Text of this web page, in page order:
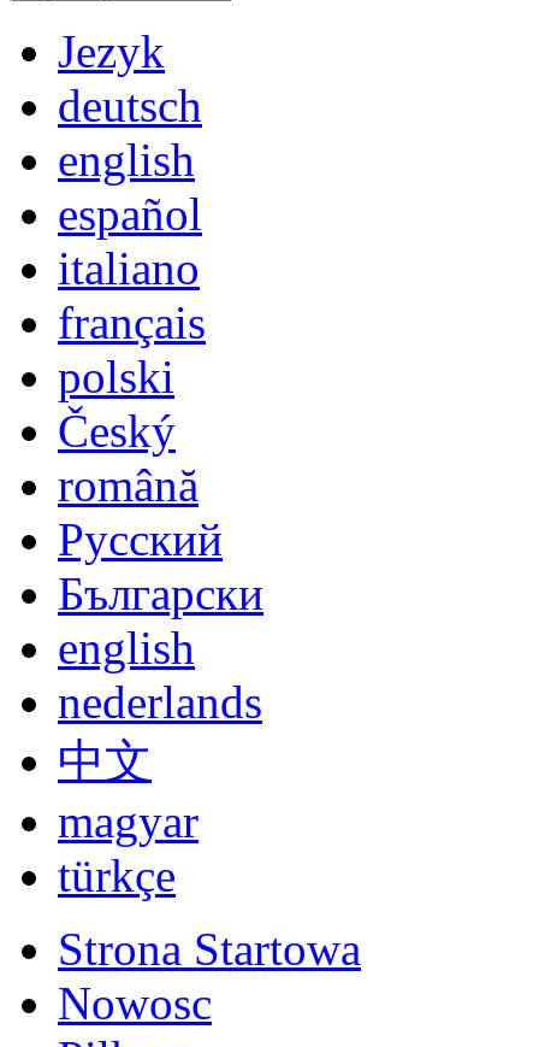
Strona Startowa
Nowosc
Piłkarz
Community
Catalog
Kontakt
Impressum
Ogolne Warunki Umowy
Login
Piłkarza Zobaczyc
Szczegółowe szukanie
Ocena piłkarza
Najnowsi piłkarze
Propozycje Piłkarza
Wyślij zdjęcie
Zaproponuj video
Bzad Zameldowac
Archiwum piłkarzy